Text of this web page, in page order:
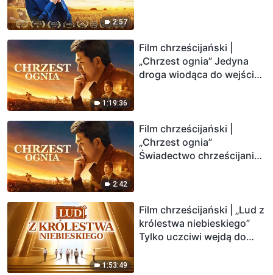
2:57
1:19:36
Film chrześcijański |
„Chrzest ognia” Jedyna
droga wiodąca do wejścia
2:42
Film chrześcijański |
„Chrzest ognia”
Świadectwo chrześcijanina
1:53:49
Film chrześcijański | „Lud z
królestwa niebieskiego”
Tylko uczciwi wejdą do